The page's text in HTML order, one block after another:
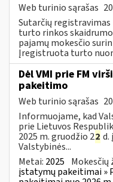
Web turinio sąrašas
Sutarčių
turto rinkos
pajamų mokesčio
Įregistruota turto
Dėl VMI prie FM
pakeitimo
Web turinio sąrašas
Informuojame, kad
prie Lietuvos
2025 m. gruodžio 22 d.
Valstybinės...
Metai: 2025
įstatymų pakeitimai »